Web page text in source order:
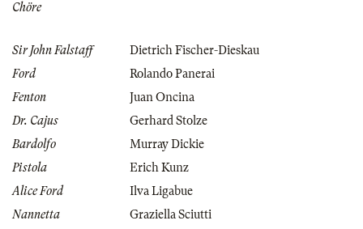
Chöre
Sir John Falstaff
Dietrich Fischer-Dieskau
Ford
Rolando Panerai
Fenton
Juan Oncina
Dr. Cajus
Gerhard Stolze
Bardolfo
Murray Dickie
Pistola
Erich Kunz
Alice Ford
Ilva Ligabue
Nannetta
Graziella Sciutti